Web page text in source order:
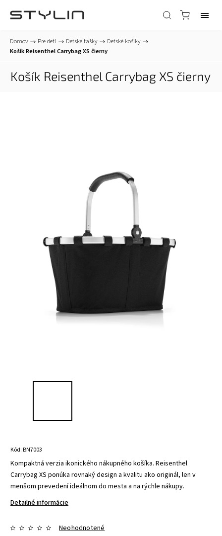
Domov / Pre deti / Detské tašky / Detské košíky /
Košík Reisenthel Carrybag XS čierny
Košík Reisenthel Carrybag XS čierny
Kód:BN7003
Kompaktná verzia ikonického nákupného košíka. Reisenthel
Carrybag XS ponúka rovnaký design a kvalitu ako originál, len v
menšom prevedení ideálnom do mesta a na rýchle nákupy.
Detailné informácie
Neohodnotené